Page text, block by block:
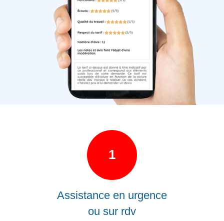
1
Assistance en urgence
ou sur rdv